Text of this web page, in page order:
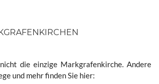
die einzige Markgrafenkirche. Andere
und mehr finden Sie hier: